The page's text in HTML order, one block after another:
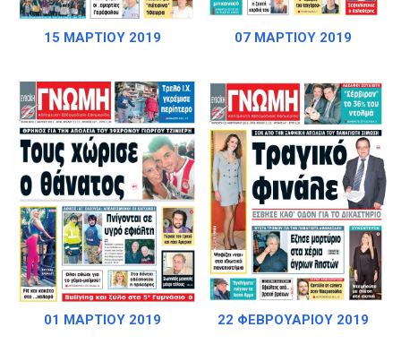
15 ΜΑΡΤΙΟΥ 2019 07 ΜΑΡΤΙΟΥ 2019
01 ΜΑΡΤΙΟΥ 2019 22 ΦΕΒΡΟΥΑΡΙΟΥ 2019